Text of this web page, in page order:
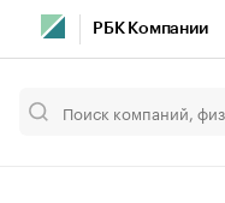
РБК Компании